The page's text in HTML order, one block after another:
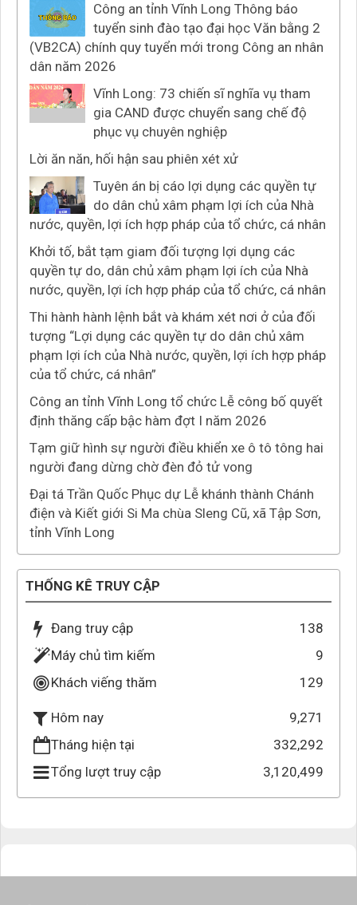
Công an tỉnh Vĩnh Long Thông báo
tuyển sinh đào tạo đại học Văn bằng 2
(VB2CA) chính quy tuyển mới trong Công an nhân
dân năm 2026
Vĩnh Long: 73 chiến sĩ nghĩa vụ tham
gia CAND được chuyển sang chế độ
phục vụ chuyên nghiệp
Lời ăn năn, hối hận sau phiên xét xử
Tuyên án bị cáo lợi dụng các quyền tự
do dân chủ xâm phạm lợi ích của Nhà
nước, quyền, lợi ích hợp pháp của tổ chức, cá nhân
Khởi tố, bắt tạm giam đối tượng lợi dụng các
quyền tự do, dân chủ xâm phạm lợi ích của Nhà
nước, quyền, lợi ích hợp pháp của tổ chức, cá nhân
Thi hành hành lệnh bắt và khám xét nơi ở của đối
tượng “Lợi dụng các quyền tự do dân chủ xâm
phạm lợi ích của Nhà nước, quyền, lợi ích hợp pháp
của tổ chức, cá nhân”
Công an tỉnh Vĩnh Long tổ chức Lễ công bố quyết
định thăng cấp bậc hàm đợt I năm 2026
Tạm giữ hình sự người điều khiển xe ô tô tông hai
người đang dừng chờ đèn đỏ tử vong
Đại tá Trần Quốc Phục dự Lễ khánh thành Chánh
điện và Kiết giới Si Ma chùa Sleng Cũ, xã Tập Sơn,
tỉnh Vĩnh Long
THỐNG KÊ TRUY CẬP
Đang truy cập
138
Máy chủ tìm kiếm
9
Khách viếng thăm
129
Hôm nay
9,271
Tháng hiện tại
332,292
Tổng lượt truy cập
3,120,499